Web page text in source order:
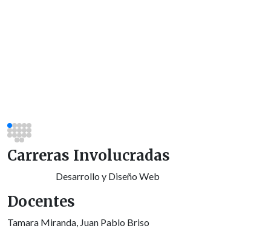
Carreras Involucradas
Desarrollo y Diseño Web
Docentes
Tamara Miranda, Juan Pablo Briso